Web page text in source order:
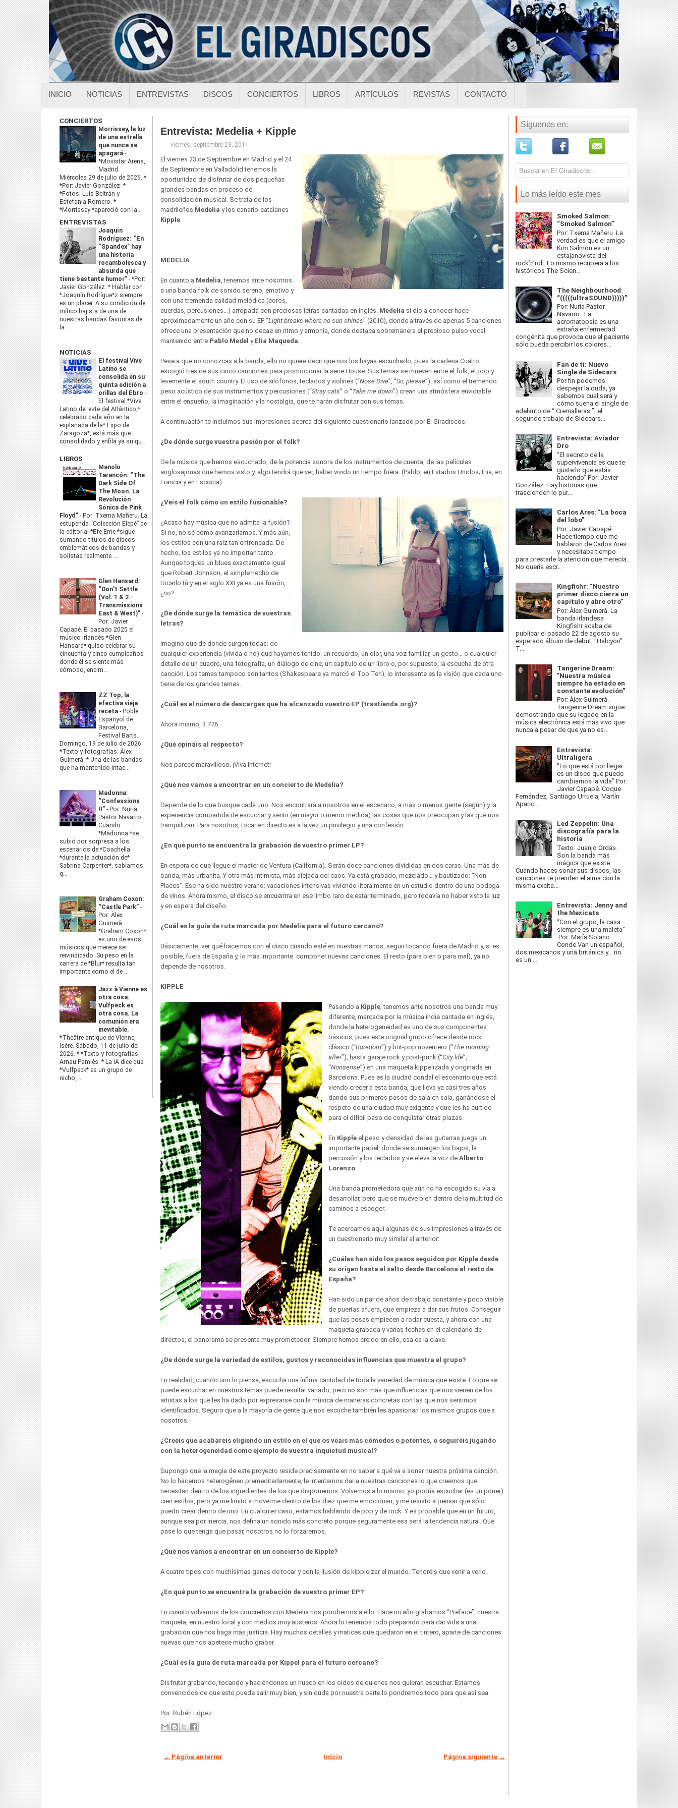
INICIO NOTICIAS ENTREVISTAS DISCOS CONCIERTOS LIBROS ARTÍCULOS REVISTAS CONTACTO
CONCIERTOS
Morrissey, la luz
de una estrella
que nunca se
apagará -
*Movistar Arena,
Madrid.
Miércoles 29 de julio de 2026. *
*Por: Javier González. *
*Fotos: Luis Beltrán y
Estefanía Romero. *
*Morrissey *apareció con la...
ENTREVISTAS
Joaquín
Rodríguez: “En
“Spandex” hay
una historia
rocambolesca y
absurda que
tiene bastante humor” -*Por:
Javier González. * Hablar con
*Joaquín Rodrígue*z siempre
es un placer. A su condición de
mítico bajista de una de
nuestras bandas favoritas de
la ...
NOTICIAS
El festival Vive
Latino se
consolida en su
quinta edición a
orillas del Ebro -
El festival *Vive
Latino del este del Atlántico,*
celebrado cada año en la
explanada de la* Expo de
Zaragoza*, está más que
consolidado y enfila ya su qu...
LIBROS
Manolo
Tarancón: “The
Dark Side Of
The Moon. La
Revolución
Sónica de Pink
Floyd” - Por: Txema Mañeru. La
estupenda “Colección Elepé” de
la editorial *Efe Eme *sigue
sumando títulos de discos
emblemáticos de bandas y
solistas realmente ...
Glen Hansard:
“Don't Settle
(Vol. 1 & 2 -
Transmissions
East & West)” -
Por: Javier
Capapé. El pasado 2025 el
músico irlandés *Glen
Hansard* quiso celebrar su
cincuenta y cinco cumpleaños
donde él se siente más
cómodo, encim...
ZZ Top, la
efectiva vieja
receta - Poble
Espanyol de
Barcelona,
Festival Barts.
Domingo, 19 de julio de 2026.
*Texto y fotografías: Àlex
Guimerà. * Una de las bandas
que ha mantenido intac...
Madonna:
“Confessions
II” - Por: Nuria
Pastor Navarro
Cuando
*Madonna *se
subió por sorpresa a los
escenarios de *Coachella
*durante la actuación de*
Sabrina Carpenter*, sabíamos
q...
Graham Coxon:
“Castle Park” -
Por: Àlex
Guimerà.
*Graham Coxon*
es uno de esos
músicos que merece ser
reivindicado. Su peso en la
carrera de *Blur* resulta tan
importante como el de ...
Jazz à Vienne es
otra cosa.
Vulfpeck es
otra cosa. La
comunión era
inevitable. -
*Théâtre antique de Vienne,
Isère. Sábado, 11 de julio del
2026. * *Texto y fotografías:
Arnau Pamiès. * La IA dice que
*Vulfpeck* es un grupo de
nicho, ...
Entrevista: Medelia + Kipple
viernes, septiembre 23, 2011
El viernes 23 de Septiembre en Madrid y el 24
de Septiembre en Valladolid tenemos la
oportunidad de disfrutar de dos pequeñas
grandes bandas en proceso de
consolidación musical. Se trata de los
madrileños Medelia y los canario-catalanes
Kipple.
MEDELIA
En cuanto a Medelia, tenemos ante nosotros
a una banda folk de sonido sereno, emotivo y
con una tremenda calidad melódica (coros,
cuerdas, percusiones…) arropada con preciosas letras cantadas en inglés. Medelia si dio a conocer hace
aproximadamente un año con su EP “Light breaks where no sun shines” (2010), donde a través de apenas 5 canciones
ofrece una presentación que no decae en ritmo y armonía, donde destaca sobremanera el precioso pulso vocal
mantenido entre Pablo Medel yElia Maqueda.
Pese a que no conozcas a la banda, ello no quiere decir que nos los hayas escuchado, pues la cadena Cuatro
escogió tres de sus cinco canciones para promocionar la serie House. Sus temas se mueven entre el folk, el pop y
levemente el south country. El uso de xilófonos, teclados y violines (“Nose Dive”, “So, please”), así como el tremendo
peso acústico de sus instrumentos y percusiones (“Stray cats” o “Take me down”) crean una atmósfera envidiable
entre el ensueño, la imaginación y la nostalgia, que te harán disfrutar con sus temas.
A continuación te incluimos sus impresiones acerca del siguiente cuestionario lanzado por El Giradiscos:
¿De dónde surge vuestra pasión por el folk?
De la música que hemos escuchado, de la potencia sonora de los instrumentos de cuerda, de las películas
anglosajonas que hemos visto y, algo tendrá que ver, haber vivido un tiempo fuera. (Pablo, en Estados Unidos; Elia, en
Francia y en Escocia).
¿Veis el folk cómo un estilo fusionable?
¿Acaso hay música que no admita la fusión?
Si no, no sé cómo avanzaríamos. Y más aún,
los estilos con una raíz tan entroncada. De
hecho, los estilos ya no importan tanto.
Aunque toques un blues exactamente igual
que Robert Johnson, el simple hecho de
tocarlo tú y en el siglo XXI ya es una fusión,
¿no?
¿De dónde surge la temática de vuestras
letras?
Imagino que de donde surgen todas: de
cualquier experiencia (vivida o no) que hayamos tenido: un recuerdo, un olor, una voz familiar, un gesto… o cualquier
detalle de un cuadro, una fotografía, un diálogo de cine, un capítulo de un libro o, por supuesto, la escucha de otra
canción. Los temas tampoco son tantos (Shakespeare ya marcó el Top Ten), lo interesante es la visión que cada uno
tiene de los grandes temas.
¿Cuál es el número de descargas que ha alcanzado vuestro EP (trastienda.org)?
Ahora mismo, 3.776.
¿Qué opináis al respecto?
Nos parece maravilloso. ¡Viva Internet!
¿Qué nos vamos a encontrar en un concierto de Medelia?
Depende de lo que busque cada uno. Nos encontrará a nosotros en el escenario, a más o menos gente (según) y la
experiencia compartida de escuchar y sentir (en mayor o menor medida) las cosas que nos preocupan y las que nos
tranquilizan. Para nosotros, tocar en directo es a la vez un privilegio y una confesión.
¿En qué punto se encuentra la grabación de vuestro primer LP?
En espera de que llegue el master de Ventura (California). Serán doce canciones divididas en dos caras. Una más de
banda, más urbanita. Y otra más intimista, más alejada del caos. Ya está grabado, mezclado… y bautizado: “Non-
Places”. Ese ha sido nuestro verano: vacaciones intensivas viviendo literalmente en un estudio dentro de una bodega
de vinos. Ahora mismo, el disco se encuentra en ese limbo raro de estar terminado, pero todavía no haber visto la luz
y en espera del diseño.
¿Cuál es la guía de ruta marcada por Medelia para el futuro cercano?
Básicamente, ver qué hacemos con el disco cuando esté en nuestras manos, seguir tocando fuera de Madrid y, si es
posible, fuera de España y, lo más importante: componer nuevas canciones. El resto (para bien o para mal), ya no
depende de nosotros.
KIPPLE
Pasando a Kipple, tenemos ante nosotros una banda muy
diferente, marcada por la música indie cantada en inglés,
donde la heterogeneidad es uno de sus componentes
básicos, pues este original grupo ofrece desde rock
clásico (“Boredom”) y brit-pop noventero (“The morning
after”), hasta garaje rock y post-punk (“City life”,
“Nonsense”) en una maqueta kippelizada y originada en
Barcelona. Pues es la ciudad condal el escenario que está
viendo crecer a esta banda, que lleva ya casi tres años
dando sus primeros pasos de sala en sala, ganándose el
respeto de una ciudad muy exigente y que les ha curtido
para el difícil paso de conquistar otras plazas.
En Kipple el peso y densidad de las guitarras juega un
importante papel, donde se sumergen los bajos, la
percusión y los teclados y se eleva la voz de Alberto
Lorenzo.
Una banda prometedora que aún no ha escogido su vía a
desarrollar, pero que se mueve bien dentro de la multitud de
caminos a escoger.
Te acercamos aquí algunas de sus impresiones a través de
un cuestionario muy similar al anterior:
¿Cuáles han sido los pasos seguidos por Kipple desde
su origen hasta el salto desde Barcelona al resto de
España?
Han sido un par de años de trabajo constante y poco visible
de puertas afuera, que empieza a dar sus frutos. Conseguir
que las cosas empiecen a rodar cuesta, y ahora con una
maqueta grabada y varias fechas en el calendario de
directos, el panorama se presenta muy prometedor. Siempre hemos creído en ello, esa es la clave.
¿De dónde surge la variedad de estilos, gustos y reconocidas influencias que muestra el grupo?
En realidad, cuando uno lo piensa, escucha una ínfima cantidad de toda la variedad de música que existe. Lo que se
puede escuchar en nuestros temas puede resultar variado, pero no son más que influencias que nos vienen de los
artistas a los que les ha dado por expresarse con la música de maneras concretas con las que nos sentimos
identificados. Seguro que a la mayoría de gente que nos escuche también les apasionan los mismos grupos que a
nosotros.
¿Creéis que acabaréis eligiendo un estilo en el que os veáis más cómodos o potentes, o seguiréis jugando
con la heterogeneidad como ejemplo de vuestra inquietud musical?
Supongo que la magia de este proyecto reside precisamente en no saber a qué va a sonar nuestra próxima canción.
No lo hacemos heterogéneo premeditadamente, le intentamos dar a nuestras canciones lo que creemos que
necesitan dentro de los ingredientes de los que disponemos. Volvemos a lo mismo: yo podría escuchar (es un poner)
cien estilos, pero ya me limito a moverme dentro de los diez que me emocionan, y me resisto a pensar que sólo
puedo crear dentro de uno. En cualquier caso, estamos hablando de pop y de rock. Y es probable que en un futuro,
aunque sea por inercia, nos defina un sonido más concreto porque seguramente esa será la tendencia natural. Que
pase lo que tenga que pasar, nosotros no lo forzaremos.
¿Qué nos vamos a encontrar en un concierto de Kipple?
A cuatro tipos con muchísimas ganas de tocar y con la ilusión de kippleizar el mundo. Tendréis que venir a verlo.
¿En qué punto se encuentra la grabación de vuestro primer EP?
En cuanto volvamos de los conciertos con Medelia nos pondremos a ello. Hace un año grabamos “Preface”, nuestra
maqueta, en nuestro local y con medios muy austeros. Ahora lo tenemos todo preparado para dar vida a una
grabación que nos haga más justicia. Hay muchos detalles y matices que quedaron en el tintero, aparte de canciones
nuevas que nos apetece mucho grabar.
¿Cuál es la guía de ruta marcada por Kippel para el futuro cercano?
Disfrutar grabando, tocando y haciéndonos un hueco en los oídos de quienes nos quieran escuchar. Estamos
convencidos de que esto puede salir muy bien, y sin duda por nuestra parte lo pondremos todo para que así sea.
Por: Rubén López
← Página anterior Página siguiente →
Inicio
Síguenos en:
Lo más leído este mes
Smoked Salmon:
“Smoked Salmon”
Por: Txema Mañeru La
verdad es que el amigo
Kim Salmon es un
estajanovista del
rock’n’roll. Lo mismo recupera a los
históricos The Scien...
The Neighbourhood:
“(((((ultraSOUND)))))”
Por: Nuria Pastor
Navarro. La
acromatopsia es una
extraña enfermedad
congénita que provoca que el paciente
sólo pueda percibir los colores...
Fan de ti: Nuevo
Single de Sidecars
Por fin podemos
despejar la duda, ya
sabemos cual será y
cómo suena el single de
adelanto de “ Cremalleras ”, el
segundo trabajo de Sidecars...
Entrevista: Aviador
Dro
“El secreto de la
supervivencia es que te
guste lo que estás
haciendo” Por: Javier
González Hay historias que
trascienden lo pur...
Carlos Ares: “La boca
del lobo”
Por: Javier Capapé.
Hace tiempo que me
hablaron de Carlos Ares
y necesitaba tiempo
para prestarle la atención que merecía.
No quería escr...
Kingfishr: “Nuestro
primer disco cierra un
capítulo y abre otro”
Por: Àlex Guimerà. La
banda irlandesa
Kingfishr acaba de
publicar el pasado 22 de agosto su
esperado álbum de debut, "Halcyon".
T...
Tangerine Dream:
"Nuestra música
siempre ha estado en
constante evolución"
Por: Àlex Guimerà.
Tangerine Dream sigue
demostrando que su legado en la
música electrónica está más vivo que
nunca a pesar de que ya no es...
Entrevista:
Ultraligera
"Lo que está por llegar
es un disco que puede
cambiarnos la vida” Por:
Javier Capapé. Coque
Fernández, Santiago Urruela, Martín
Aparici...
Led Zeppelin: Una
discografía para la
historia
Texto: Juanjo Ordás.
Son la banda más
mágica que existe.
Cuando haces sonar sus discos, las
canciones te prenden el alma con la
misma excita...
Entrevista: Jenny and
the Mexicats
“Con el grupo, la casa
siempre es una maleta”
Por: María Solano
Conde Van un español,
dos mexicanos y una británica y… no
es un ...